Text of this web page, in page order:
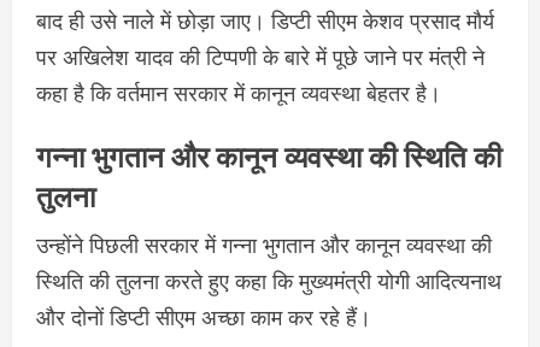
बाद ही उसे नाले में छोड़ा जाए। डिप्टी सीएम केशव प्रसाद मौर्य
पर अखिलेश यादव की टिप्पणी के बारे में पूछे जाने पर मंत्री ने
कहा है कि वर्तमान सरकार में कानून व्यवस्था बेहतर है।
गन्ना भुगतान और कानून व्यवस्था की स्थिति की
तुलना
उन्होंने पिछली सरकार में गन्ना भुगतान और कानून व्यवस्था की
स्थिति की तुलना करते हुए कहा कि मुख्यमंत्री योगी आदित्यनाथ
और दोनों डिप्टी सीएम अच्छा काम कर रहे हैं।